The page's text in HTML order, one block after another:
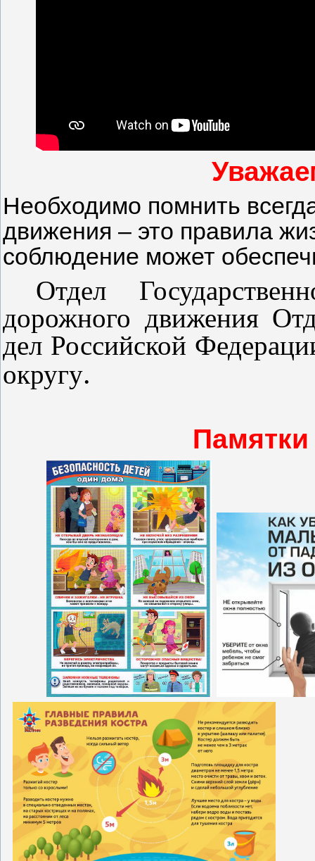
Необходимо помнить
движения – это правила
соблюдение может
Отдел
дорожного движения
дел Российской
округу.